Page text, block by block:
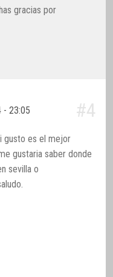
gracias por
- 23:05 #4
gusto es el mejor
gustaria saber donde
sevilla o